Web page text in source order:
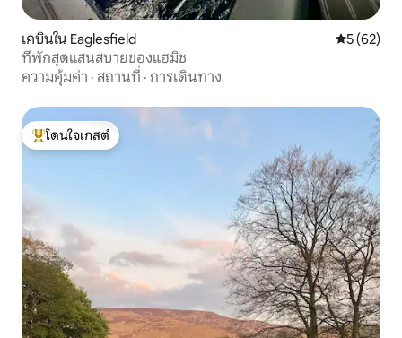
เคบินใน Eaglesfield คะแนนเฉลี่
5 (62)
ที่พักสุดแสนสบายของแฮมิช
ความคุ้มค่า · สถานที่ · การเดินทาง
โดนใจเกสต์ที่สุด
โดนใจเกสต์